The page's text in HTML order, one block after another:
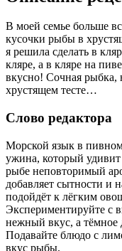
В моей семье больше
кусочки рыбы в
я решила сделать в
кляре, а в кляре на
вкусно! Сочная рыбка,
хрустящем тесте…
Слово редактора
Морской язык в
ужина, который
рыбе неповторимый
добавляет сытности и
подойдёт к лёгким
Экспериментируйте с
нежный вкус, а тёмное
Подавайте блюдо с
вкус рыбы.